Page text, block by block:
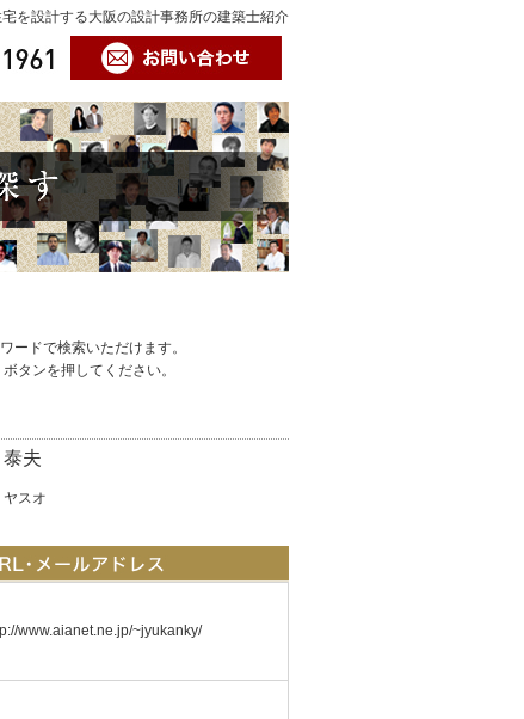
を設計する大阪の設計事務所の建築士紹介
ードで検索いただけます。
タンを押してください。
夫
スオ
www.aianet.ne.jp/~jyukanky/